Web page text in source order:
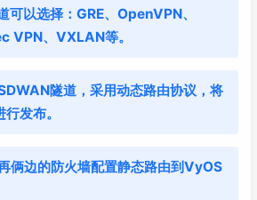
可以选择：GRE、OpenVPN、
VPN、VXLAN等。
隧道，采用动态路由协议，将
发布。
俩边的防火墙配置静态路由到VyOS